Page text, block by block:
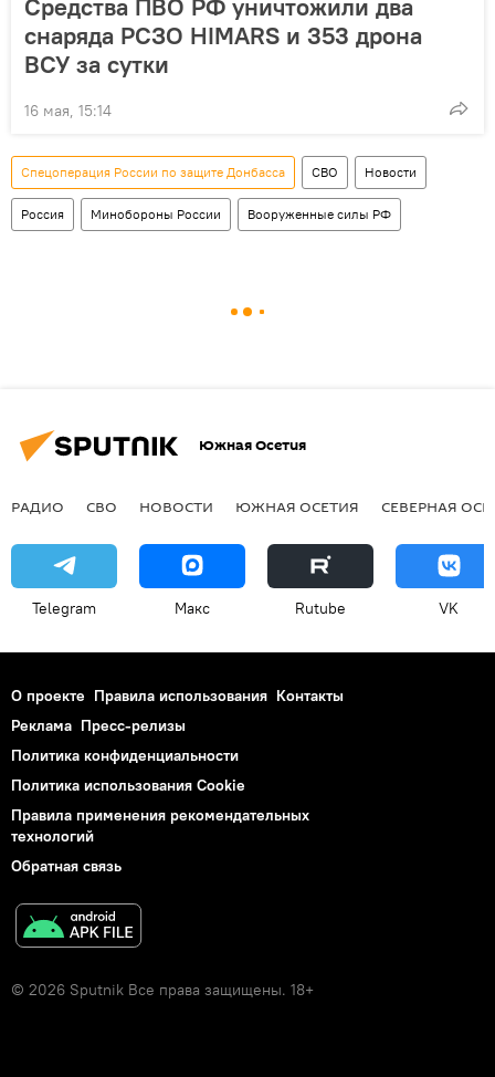
Средства ПВО РФ уничтожили два
снаряда РСЗО HIMARS и 353 дрона
ВСУ за сутки
16 мая, 15:14
Спецоперация России по защите Донбасса СВО Новости
Россия Минобороны России Вооруженные силы РФ
Южная Осетия
РАДИО СВО НОВОСТИ ЮЖНАЯ ОСЕТИЯ СЕВЕРНАЯ
Telegram Макс Rutube VK
О проекте Правила использования Контакты
Реклама Пресс-релизы
Политика конфиденциальности
Политика использования Cookie
Правила применения рекомендательных
технологий
Обратная связь
© 2026 Sputnik Все права защищены. 18+